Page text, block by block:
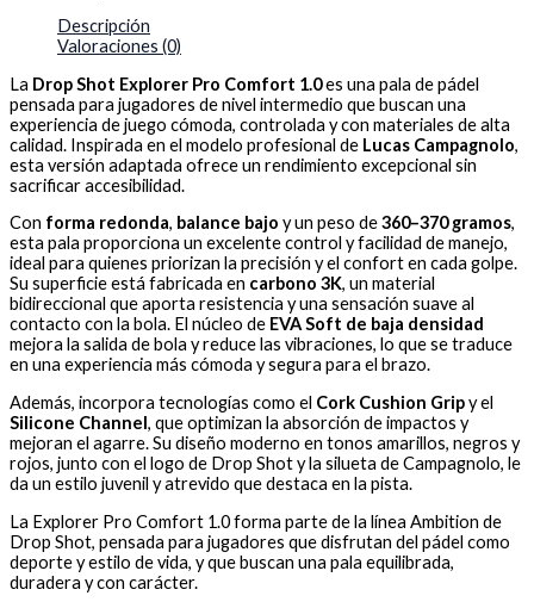
Descripción
Valoraciones (0)
La Drop Shot Explorer Pro Comfort 1.0es una pala de pádel
pensada para jugadores de nivel intermedio que buscan una
experiencia de juego cómoda, controlada y con materiales de alta
calidad. Inspirada en el modelo profesional de Lucas Campagnolo,
esta versión adaptada ofrece un rendimiento excepcional sin
sacrificar accesibilidad.
Con forma redonda, balance bajo y un peso de360–370 gramos,
esta pala proporciona un excelente control y facilidad de manejo,
ideal para quienes priorizan la precisión y el confort en cada golpe.
Su superficie está fabricada en carbono 3K, un material
bidireccional que aporta resistencia y una sensación suave al
contacto con la bola. El núcleo de EVA Soft de baja densidad
mejora la salida de bola y reduce las vibraciones, lo que se traduce
en una experiencia más cómoda y segura para el brazo.
Además, incorpora tecnologías como el Cork Cushion Gripy el
Silicone Channel, que optimizan la absorción de impactos y
mejoran el agarre. Su diseño moderno en tonos amarillos, negros y
rojos, junto con el logo de Drop Shot y la silueta de Campagnolo, le
da un estilo juvenil y atrevido que destaca en la pista.
La Explorer Pro Comfort 1.0 forma parte de la línea Ambition de
Drop Shot, pensada para jugadores que disfrutan del pádel como
deporte y estilo de vida, y que buscan una pala equilibrada,
duradera y con carácter.